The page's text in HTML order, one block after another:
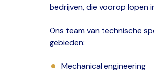
bedrijven, die voorop lopen
Ons team van technische
gebieden:
Mechanical engineering